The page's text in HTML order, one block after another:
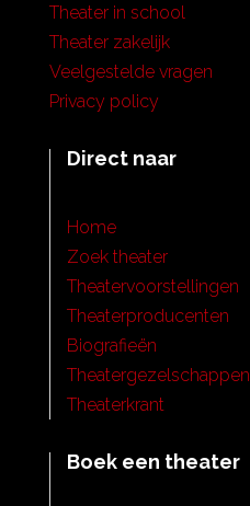
Theater in school
Theater zakelijk
Veelgestelde vragen
Privacy policy
Direct naar
Home
Zoek theater
Theatervoorstellingen
Theaterproducenten
Biografieën
Theatergezelschappen
Theaterkrant
Boek een theater